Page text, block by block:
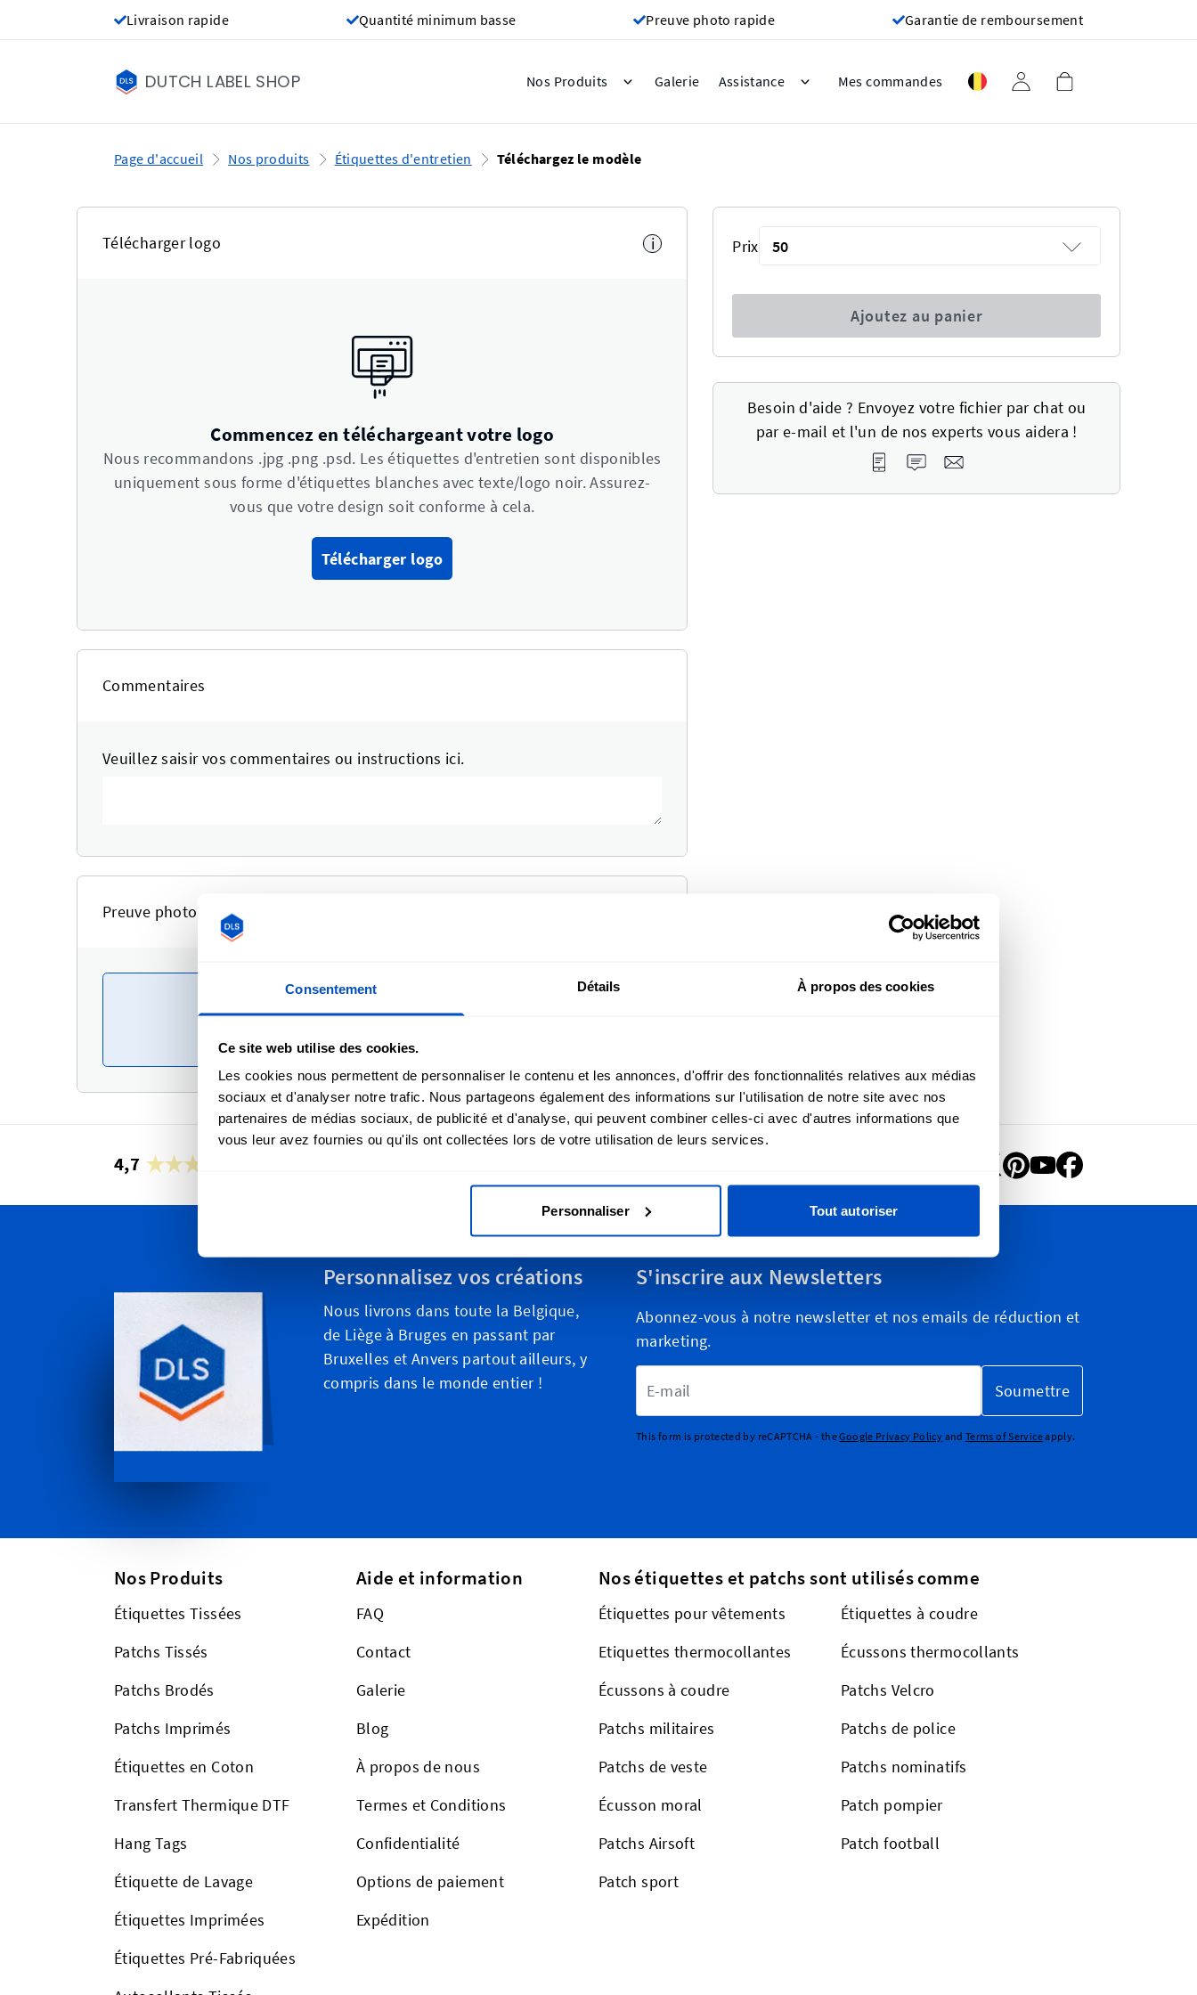
Consentement Détails À propos des cookies
Ce site web utilise des cookies.
Les cookies nous permettent de personnaliser le contenu et les annonces, d'offrir des fonctionnalités relatives aux médias
sociaux et d'analyser notre trafic. Nous partageons également des informations sur l'utilisation de notre site avec nos
partenaires de médias sociaux, de publicité et d'analyse, qui peuvent combiner celles-ci avec d'autres informations que
vous leur avez fournies ou qu'ils ont collectées lors de votre utilisation de leurs services.
Personnaliser Tout autoriser
Livraison rapide Quantité minimum basse Preuve photo rapide Garantie de remboursement
DUTCH LABEL SHOP Nos Produits Galerie Assistance Mes commandes
Page d'accueil Nos produits Étiquettes d'entretien Téléchargez le modèle
Télécharger logo i
Commencez en téléchargeant votre logo
Nous recommandons .jpg .png .psd. Les étiquettes d'entretien sont disponibles
uniquement sous forme d'étiquettes blanches avec texte/logo noir. Assurez-
vous que votre design soit conforme à cela.
Télécharger logo
Commentaires
Veuillez saisir vos commentaires ou instructions ici.
Preuve photo
Non
Prix 50
Ajoutez au panier
Besoin d'aide ? Envoyez votre fichier par chat ou
par e-mail et l'un de nos experts vous aidera !
4,7
Personnalisez vos créations
Nous livrons dans toute la Belgique,
de Liège à Bruges en passant par
Bruxelles et Anvers partout ailleurs, y
compris dans le monde entier !
S'inscrire aux Newsletters
Abonnez-vous à notre newsletter et nos emails de réduction et
marketing.
Soumettre
This form is protected by reCAPTCHA - theGoogle Privacy Policy and Terms of Serviceapply.
Nos Produits
Étiquettes Tissées
Patchs Tissés
Patchs Brodés
Patchs Imprimés
Étiquettes en Coton
Transfert Thermique DTF
Hang Tags
Étiquette de Lavage
Étiquettes Imprimées
Étiquettes Pré-Fabriquées
Aide et information
FAQ
Contact
Galerie
Blog
À propos de nous
Termes et Conditions
Confidentialité
Options de paiement
Expédition
Nos étiquettes et patchs sont utilisés comme
Étiquettes pour vêtements
Étiquettes à coudre
Etiquettes thermocollantes
Écussons thermocollants
Écussons à coudre
Patchs Velcro
Patchs militaires
Patchs de police
Patchs de veste
Patchs nominatifs
Écusson moral
Patch pompier
Patchs Airsoft
Patch football
Patch sport